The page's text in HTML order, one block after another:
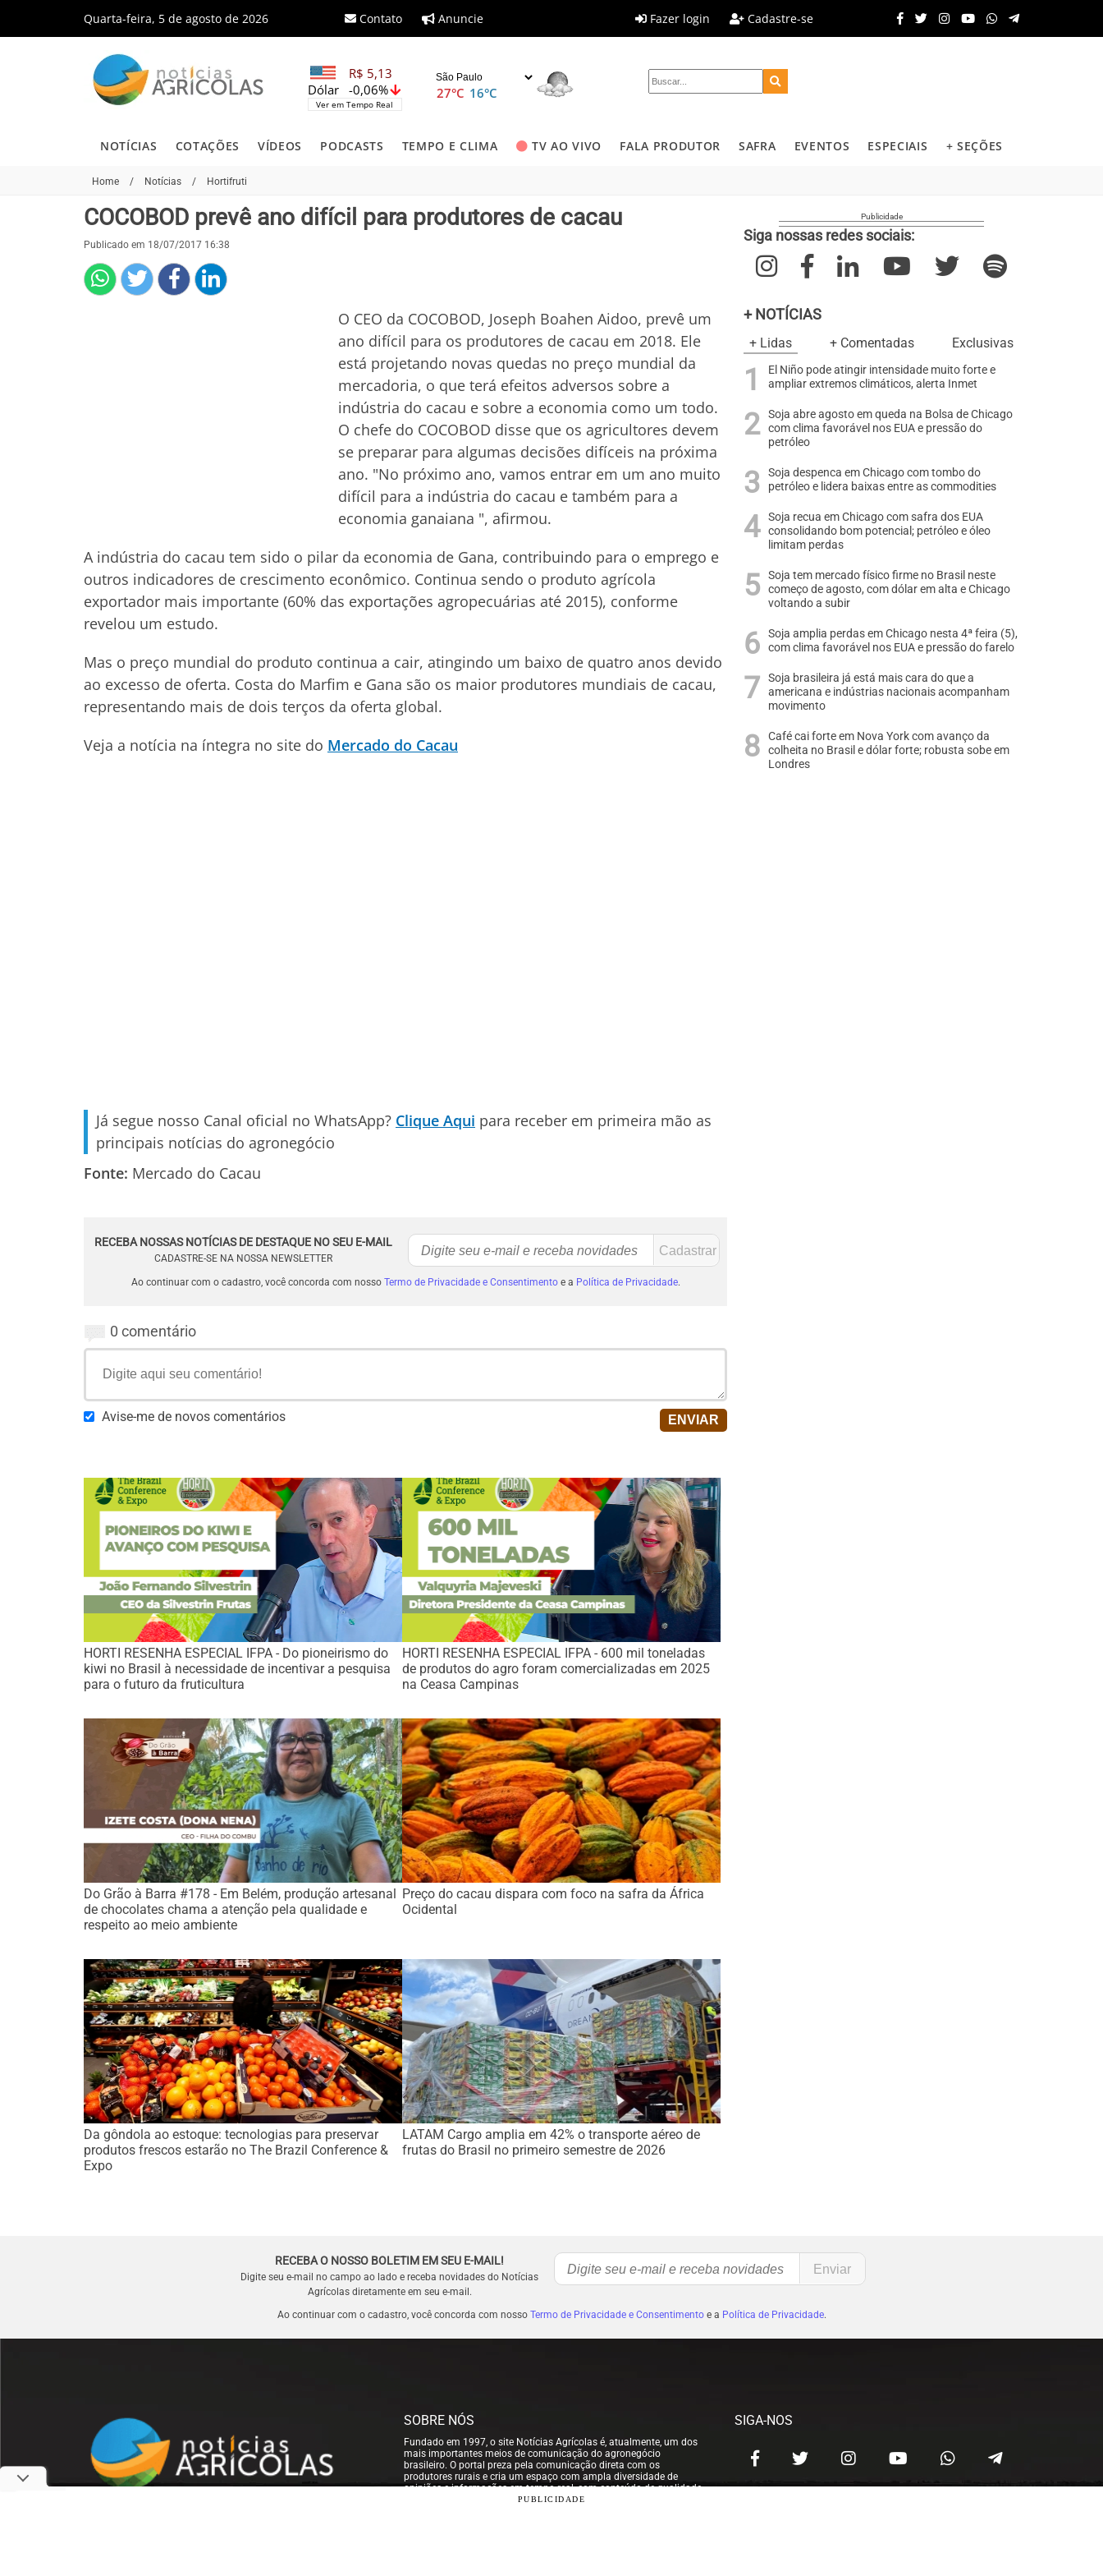
Quarta-feira, 5 de agosto de 2026 Contato Anuncie Fazer login Cadastre-se
R$ 5,13
-0,06%
Dólar
Ver em Tempo Real
27°C 16°C
NOTÍCIAS COTAÇÕES VÍDEOS PODCASTS TEMPO E CLIMA TV AO VIVO FALA PRODUTOR SAFRA EVENTOS ESPECIAIS + SEÇÕES
Home / Notícias / Hortifruti
COCOBOD prevê ano difícil para produtores de cacau
Publicado em 18/07/2017 16:38
O CEO da COCOBOD, Joseph Boahen Aidoo, prevê um
ano difícil para os produtores de cacau em 2018. Ele
está projetando novas quedas no preço mundial da
mercadoria, o que terá efeitos adversos sobre a
indústria do cacau e sobre a economia como um todo.
O chefe do COCOBOD disse que os agricultores devem
se preparar para algumas decisões difíceis na próxima
ano. "No próximo ano, vamos entrar em um ano muito
difícil para a indústria do cacau e também para a
economia ganaiana ", afirmou.
A indústria do cacau tem sido o pilar da economia de Gana, contribuindo para o emprego e
outros indicadores de crescimento econômico. Continua sendo o produto agrícola
exportador mais importante (60% das exportações agropecuárias até 2015), conforme
revelou um estudo.
Mas o preço mundial do produto continua a cair, atingindo um baixo de quatro anos devido
ao excesso de oferta. Costa do Marfim e Gana são os maior produtores mundiais de cacau,
representando mais de dois terços da oferta global.
Veja a notícia na íntegra no site do Mercado do Cacau
Já segue nosso Canal oficial no WhatsApp? Clique Aqui para receber em primeira mão as
principais notícias do agronegócio
Fonte: Mercado do Cacau
RECEBA NOSSAS NOTÍCIAS DE DESTAQUE NO SEU E-MAIL
CADASTRE-SE NA NOSSA NEWSLETTER
Ao continuar com o cadastro, você concorda com nosso Termo de Privacidade e Consentimentoe a Política de Privacidade.
0 comentário
Avise-me de novos comentários
HORTI RESENHA ESPECIAL IFPA - Do pioneirismo do
kiwi no Brasil à necessidade de incentivar a pesquisa
para o futuro da fruticultura
HORTI RESENHA ESPECIAL IFPA - 600 mil toneladas
de produtos do agro foram comercializadas em 2025
na Ceasa Campinas
Do Grão à Barra #178 - Em Belém, produção artesanal
de chocolates chama a atenção pela qualidade e
respeito ao meio ambiente
Preço do cacau dispara com foco na safra da África
Ocidental
Da gôndola ao estoque: tecnologias para preservar
produtos frescos estarão no The Brazil Conference &
Expo
LATAM Cargo amplia em 42% o transporte aéreo de
frutas do Brasil no primeiro semestre de 2026
Siga nossas redes sociais:
+ NOTÍCIAS
+ Lidas + Comentadas Exclusivas
El Niño pode atingir intensidade muito forte e
ampliar extremos climáticos, alerta Inmet
Soja abre agosto em queda na Bolsa de Chicago
com clima favorável nos EUA e pressão do
petróleo
Soja despenca em Chicago com tombo do
petróleo e lidera baixas entre as commodities
Soja recua em Chicago com safra dos EUA
consolidando bom potencial; petróleo e óleo
limitam perdas
Soja tem mercado físico firme no Brasil neste
começo de agosto, com dólar em alta e Chicago
voltando a subir
Soja amplia perdas em Chicago nesta 4ª feira (5),
com clima favorável nos EUA e pressão do farelo
Soja brasileira já está mais cara do que a
americana e indústrias nacionais acompanham
movimento
Café cai forte em Nova York com avanço da
colheita no Brasil e dólar forte; robusta sobe em
Londres
RECEBA O NOSSO BOLETIM EM SEU E-MAIL!
Digite seu e-mail no campo ao lado e receba novidades do Notícias
Agrícolas diretamente em seu e-mail.
Ao continuar com o cadastro, você concorda com nosso Termo de Privacidade e Consentimentoe a Política de Privacidade.
SOBRE NÓS
Fundado em 1997, o site Notícias Agrícolas é, atualmente, um dos
mais importantes meios de comunicação do agronegócio
brasileiro. O portal preza pela comunicação direta com os
produtores rurais e cria um espaço com ampla diversidade de
opiniões e informações em tempo real, com conteúdo de qualidade
para que nossos usuários possam tomar sempre as melhores
SIGA-NOS
PUBLICIDADE